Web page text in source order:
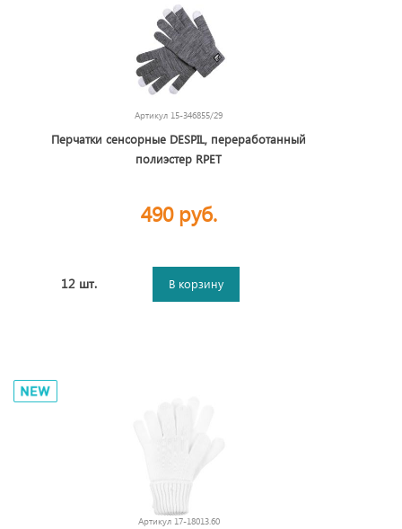
Артикул 15-346855/29
Перчатки сенсорные DESPIL, переработанный
полиэстер RPET
490 руб.
12 шт. В корзину
Артикул 17-18013.60